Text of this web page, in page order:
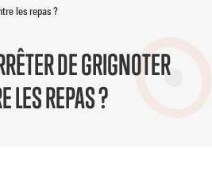
les repas ?
DE GRIGNOTER
LES REPAS ?